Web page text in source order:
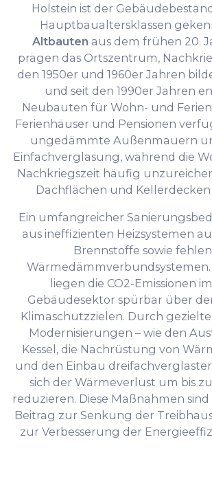
Holstein ist der
Hauptbaualtersklassen
Altbauten aus dem frühen 20.
prägen das Ortszentrum,
den 1950er und 1960er Jahren
und seit den 1990er Jahren
Neubauten für Wohn- und
Ferienhäuser und Pensionen
ungedämmte Außenmauern
Einfachverglasung, während die
Nachkriegszeit häufig
Dachflächen und Kellerdecken
Ein umfangreicher
aus ineffizienten Heizsystemen
Brennstoffe sowie
liegen die CO2-Emissionen
Gebäudesektor spürbar über
Klimaschutzzielen. Durch
Modernisierungen – wie den
Kessel, die Nachrüstung von
und den Einbau dreifachverglaster
sich der Wärmeverlust um bis
reduzieren. Diese Maßnahmen sind
Beitrag zur Senkung der
zur Verbesserung der